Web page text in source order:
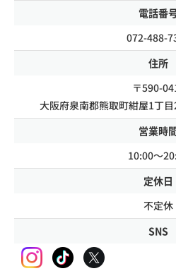
電話番
072-488-
住所
〒590-
大阪府泉南郡熊取町紺屋1丁
営業時
10:00～
定休日
不定休
SNS